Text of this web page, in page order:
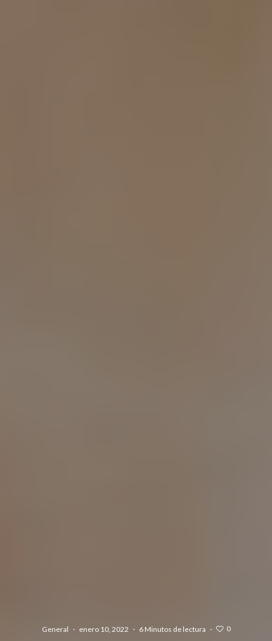
General · enero 10, 2022 · 6 Minutos de lectura · 0